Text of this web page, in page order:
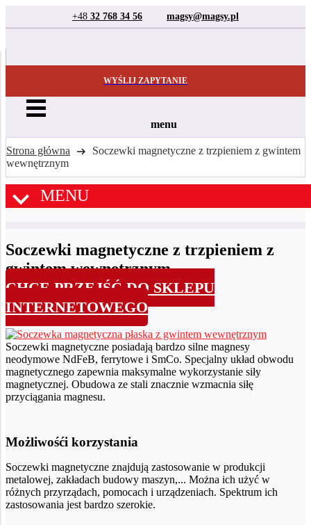
+48 32 768 34 56 magsy@magsy.pl
WYŚLIJ ZAPYTANIE
menu
Strona główna
Soczewki magnetyczne z trzpieniem z gwintem
wewnętrznym
MENU
Soczewki magnetyczne z trzpieniem z
gwintem wewnętrznym
CHCĘ PRZEJŚĆ DO SKLEPU
INTERNETOWEGO
Soczewki magnetyczne posiadają bardzo silne magnesy
neodymowe NdFeB, ferrytowe i SmCo. Specjalny układ obwodu
magnetycznego zapewnia maksymalne wykorzystanie siły
magnetycznej. Obudowa ze stali znacznie wzmacnia siłę
przyciągania magnesu.
Możliwośći korzystania
Soczewki magnetyczne znajdują zastosowanie w produkcji
metalowej, zakładach budowy maszyn,... Można ich użyć w
różnych przyrządach, pomocach i urządzeniach. Spektrum ich
zastosowania jest bardzo szerokie.